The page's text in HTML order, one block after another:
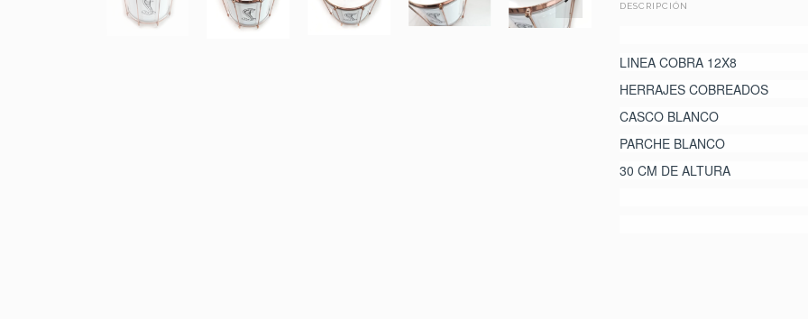
DESCRIPCIÓN
LINEA COBRA 12X8
HERRAJES COBREADOS
CASCO BLANCO
PARCHE BLANCO
30 CM DE ALTURA